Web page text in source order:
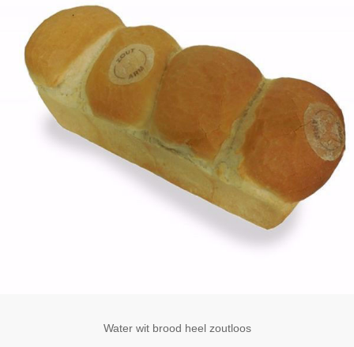
Water wit brood heel zoutloos